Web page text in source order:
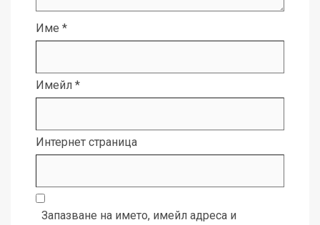
Име *
Имейл *
Интернет страница
Запазване на името, имейл адреса и